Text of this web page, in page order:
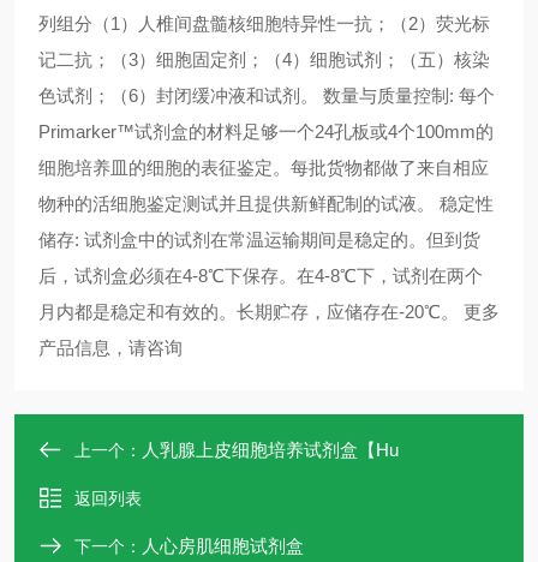
列组分（1）人椎间盘髓核细胞特异性一抗；（2）荧光标
记二抗；（3）细胞固定剂；（4）细胞试剂；（五）核染
色试剂；（6）封闭缓冲液和试剂。 数量与质量控制: 每个
Primarker™试剂盒的材料足够一个24孔板或4个100mm的
细胞培养皿的细胞的表征鉴定。每批货物都做了来自相应
物种的活细胞鉴定测试并且提供新鲜配制的试液。 稳定性
储存: 试剂盒中的试剂在常温运输期间是稳定的。但到货
后，试剂盒必须在4-8℃下保存。在4-8℃下，试剂在两个
月内都是稳定和有效的。长期贮存，应储存在-20℃。 更多
产品信息，请咨询 ​​​​​​​
上一个： 人乳腺上皮细胞培养试剂盒【Hu
返回列表
下一个： 人心房肌细胞试剂盒